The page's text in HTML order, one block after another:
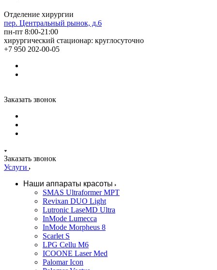
Отделение хирургии
пер. Центральный рынок, д.6
пн-пт 8:00-21:00
хирургический стационар: круглосуточно
+7 950 202-00-05
Заказать звонок
Заказать звонок
Услуги
Наши аппараты красоты
SMAS Ultraformer MPT
Revixan DUO Light
Lutronic LaseMD Ultra
InMode Lumecca
InMode Morpheus 8
Scarlet S
LPG Cellu M6
ICOONE Laser Med
Palomar Icon